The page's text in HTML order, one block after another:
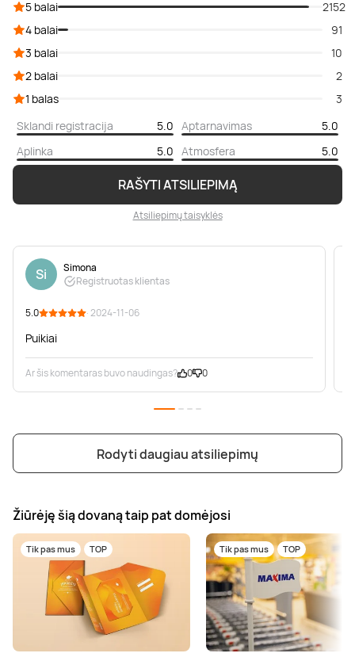
RAŠYTI ATSILIEPIMĄ
Atsiliepimų taisyklės
5 balai
2152
4 balai
91
3 balai
10
2 balai
2
1 balas
3
Sklandi registracija
5.0 Aptarnavimas
5.0
Aplinka
5.0 Atmosfera 5.0
Si
Simona
Registruotas klientas
5.0 · 2024-11-06
Puikiai
Ar šis komentaras buvo naudingas? 0 0
Rodyti daugiau atsiliepimų
Žiūrėję šią dovaną taip pat domėjosi
Tik pas mus TOP Tik pas mus TOP